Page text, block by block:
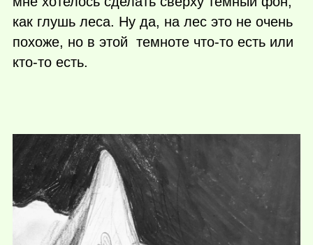
как глушь леса. Ну да, на лес это не очень
похоже, но в этой темноте что-то есть или
кто-то есть.